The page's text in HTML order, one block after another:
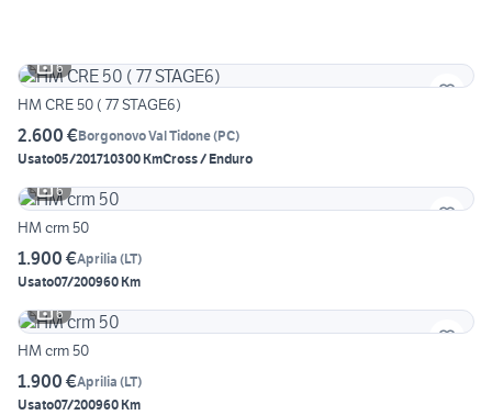
6
HM CRE 50 ( 77 STAGE6)
2.600 €Borgonovo Val Tidone(PC)
Usato05/201710300 KmCross / Enduro
6
HM crm 50
1.900 €Aprilia (LT)
Usato07/200960 Km
6
HM crm 50
1.900 €Aprilia (LT)
Usato07/200960 Km